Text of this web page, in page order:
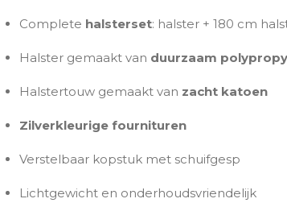
Complete halsterset: halster + 180 cm
Halster gemaakt van duurzaam
Halstertouw gemaakt van zacht katoen
Zilverkleurige fournituren
Verstelbaar kopstuk met schuifgesp
Lichtgewicht en onderhoudsvriendelijk